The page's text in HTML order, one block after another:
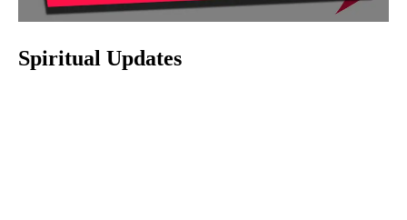
Spiritual Updates